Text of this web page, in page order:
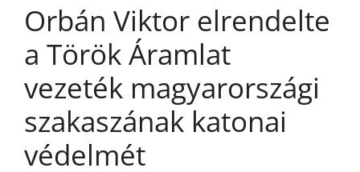
Orbán Viktor elrendelte
a Török Áramlat
vezeték magyarországi
szakaszának katonai
védelmét